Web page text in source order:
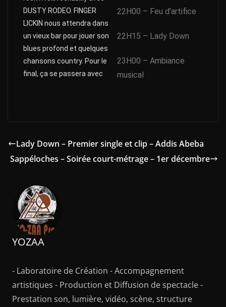
DUSTY RODEO. FINGER
LICKIN nous attendra dans
un vieux bar pour jouer son
blues profond et quelques
chansons country. Pour le
final, ça se passera avec
22H00 – Feu d’artifice
22H15 – Lady Down
23H00 – Ambiance
musical
Lady Down – Premier single et clip – Addis Abeba
Sappéloches – Soirée court-métrage – 1er décembre
YOZAA
- Laboratoire de Création - Accompagnement
artistiques - Production et Diffusion de spectacle -
Prestation son, lumière, vidéo, scène, structure